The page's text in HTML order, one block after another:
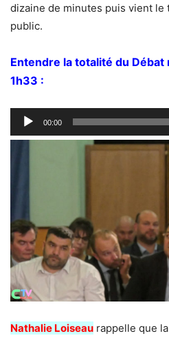
dizaine de minutes puis vient le
public.
Entendre la totalité du Débat
1h33 :
Lecteur
audio
00:00
Nathalie Loiseau rappelle que